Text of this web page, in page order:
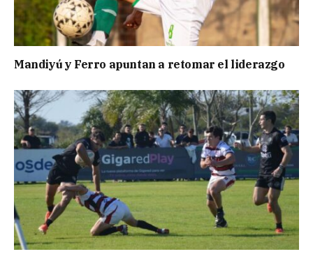
Mandiyú y Ferro apuntan a retomar el liderazgo